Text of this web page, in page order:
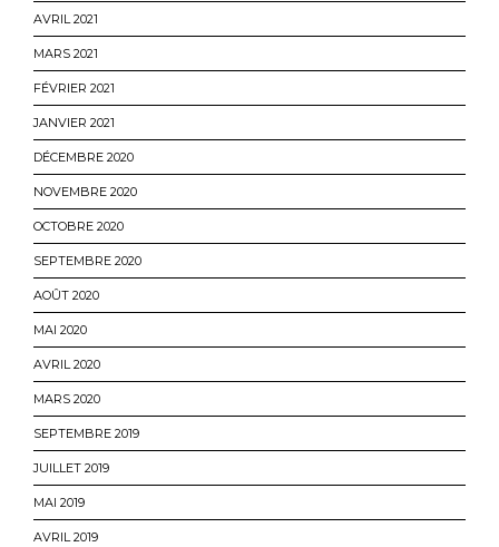
AVRIL 2021
MARS 2021
FÉVRIER 2021
JANVIER 2021
DÉCEMBRE 2020
NOVEMBRE 2020
OCTOBRE 2020
SEPTEMBRE 2020
AOÛT 2020
MAI 2020
AVRIL 2020
MARS 2020
SEPTEMBRE 2019
JUILLET 2019
MAI 2019
AVRIL 2019